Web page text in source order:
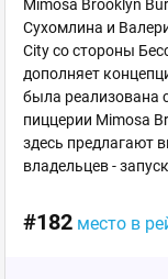
Mimosa Brooklyn
Сухомлина и
City со стороны
дополняет
была реализована
пиццерии Mimosa
здесь предлагают
владельцев -
#182 место в